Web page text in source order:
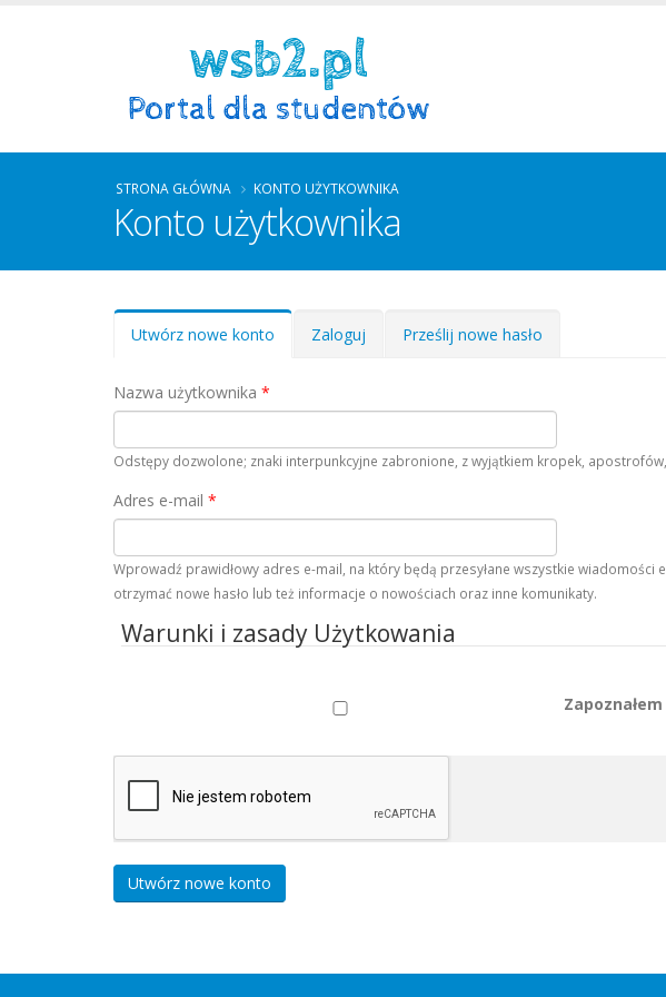
STRONA GŁÓWNA KONTO UŻYTKOWNIKA
Konto użytkownika
Zakładki podstawowe
Utwórz nowe konto (aktywnaZaloguj Prześlij nowe hasło
Nazwa użytkownika *
Odstępy dozwolone; znaki interpunkcyjne zabronione, z wyjątkiem kropek,
Adres e-mail *
Wprowadź prawidłowy adres e-mail, na który będą przesyłane wszystkie
otrzymać nowe hasło lub też informacje o nowościach oraz inne komunikaty.
Warunki i zasady Użytkowania